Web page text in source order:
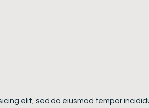
elit, sed do eiusmod tempor